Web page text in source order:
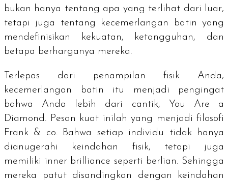
bukan hanya tentang apa yang terlihat dari luar,
tetapi juga tentang kecemerlangan batin yang
mendefinisikan kekuatan, ketangguhan, dan
betapa berharganya mereka.
Terlepas dari penampilan fisik Anda,
kecemerlangan batin itu menjadi pengingat
bahwa Anda lebih dari cantik, You Are a
Diamond . Pesan kuat inilah yang menjadi filosofi
Frank & co. Bahwa setiap individu tidak hanya
dianugerahi keindahan fisik, tetapi juga
memiliki inner brilliance seperti berlian. Sehingga
mereka patut disandingkan dengan keindahan